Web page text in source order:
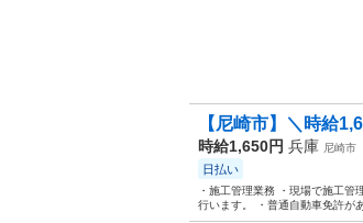
【尼崎市】＼時給
時給1,650円 兵庫 尼崎市
日払い
・施工管理業務 ・現場で施工
行います。 ・普通自動車免許が